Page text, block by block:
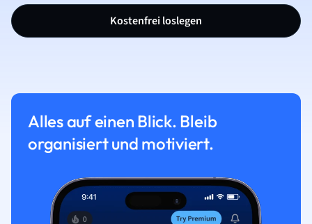
Kostenfrei loslegen
Alles auf einen Blick. Bleib
organisiert und motiviert.